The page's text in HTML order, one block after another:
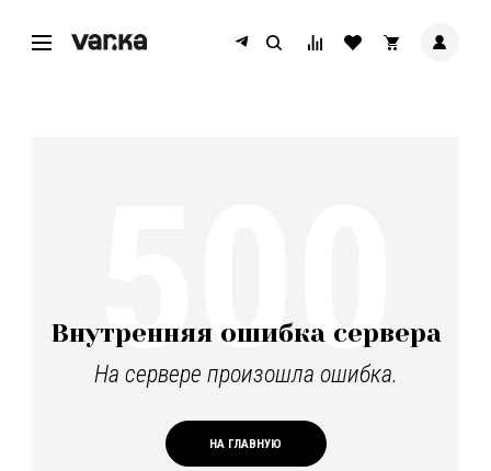
Внутренняя ошибка сервера
На сервере произошла ошибка.
НА ГЛАВНУЮ
500